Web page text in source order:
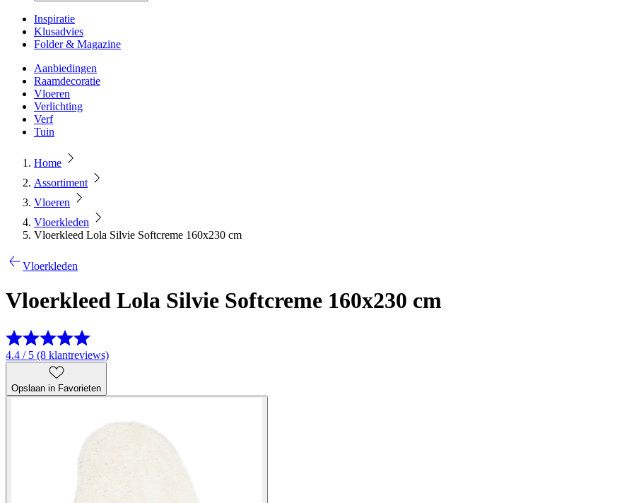
Inspiratie
Klusadvies
Folder & Magazine
Aanbiedingen
Raamdecoratie
Vloeren
Verlichting
Verf
Tuin
Home
Assortiment
Vloeren
Vloerkleden
Vloerkleed Lola Silvie Softcreme 160x230 cm
Vloerkleden
Vloerkleed Lola Silvie Softcreme 160x230 cm
4.4 / 5 (8 klantreviews)
Opslaan in Favorieten